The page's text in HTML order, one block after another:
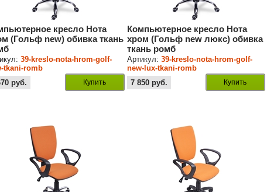
кресло Нота
(Гольф new) обивка ткань
39-kreslo-nota-hrom-golf-
tkani-romb
руб. Купить
Компьютерное кресло Нота
хром (Гольф new люкс) обивка
ткань ромб
Артикул:39-kreslo-nota-hrom-golf-
new-lux-tkani-romb
7 850 руб. Купить